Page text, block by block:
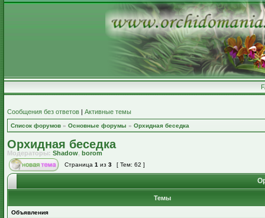
Сообщения без ответов | Активные темы
Список форумов » Основные форумы » Орхидная беседка
Орхидная беседка
Модераторы: Shadow, borom
Страница 1 из 3 [ Тем: 62 ]
Темы
Объявления